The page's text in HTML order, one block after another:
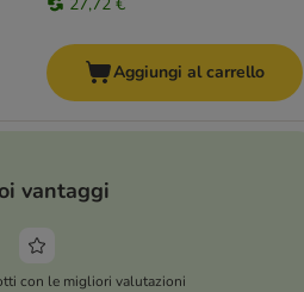
Aggiungi al carrello
vantaggi
con le migliori valutazioni